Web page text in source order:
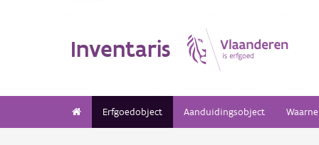
Inventaris
Erfgoedobject Aanduidingsobject